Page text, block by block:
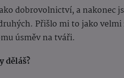
dobrovolnictví, a nakonec
Přišlo mi to jako
úsměv na tváři.
děláš?